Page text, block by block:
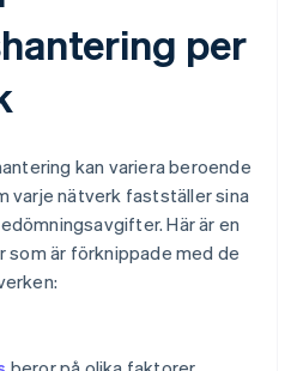
per
kan variera beroende
varje nätverk fastställer sina
Här är en
är förknippade med de